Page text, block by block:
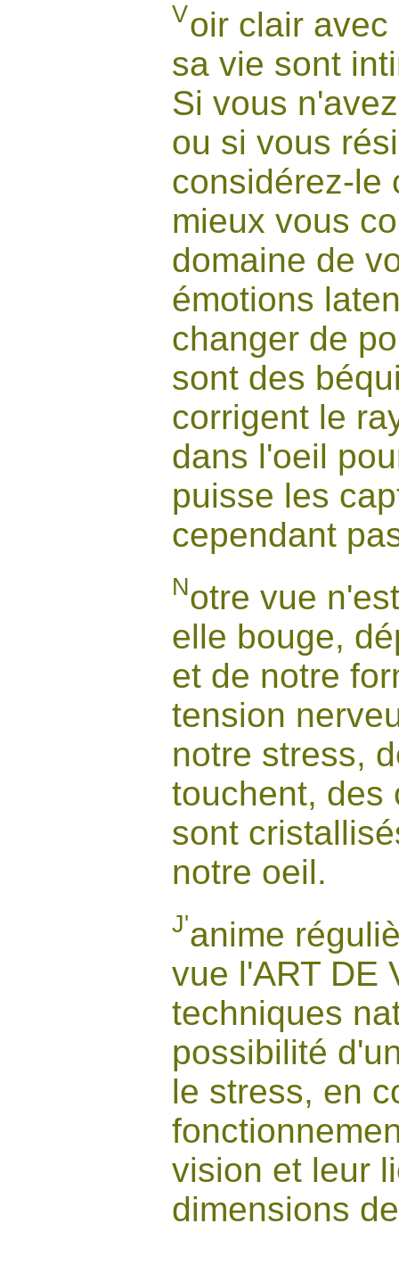
Voir clair
sa vie sont
Si vous
ou si vous
considérez-le
mieux vous
domaine de
émotions
changer de
sont des
corrigent le
dans l'oeil
puisse les
cependant
Notre vue
elle bouge,
et de notre
tension
notre stress,
touchent, des
sont
notre oeil.
J'anime
vue l'ART DE
techniques
possibilité
le stress, en
vision et leur
dimensions